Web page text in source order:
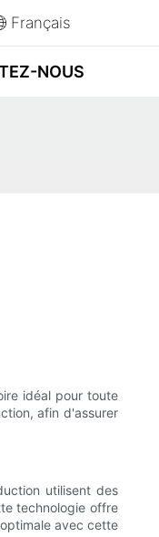
Français
NOUS
idéal pour toute
afin d'assurer
utilisent des
technologie offre
avec cette